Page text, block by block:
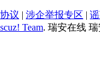
议 | 涉企举报专区 |
Team. 瑞安在线